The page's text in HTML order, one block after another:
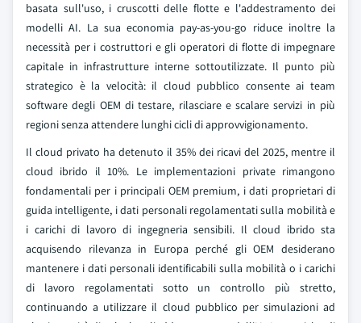
basata sull'uso, i cruscotti delle flotte e l'addestramento dei
modelli AI. La sua economia pay-as-you-go riduce inoltre la
necessità per i costruttori e gli operatori di flotte di impegnare
capitale in infrastrutture interne sottoutilizzate. Il punto più
strategico è la velocità: il cloud pubblico consente ai team
software degli OEM di testare, rilasciare e scalare servizi in più
regioni senza attendere lunghi cicli di approvvigionamento.
Il cloud privato ha detenuto il 35% dei ricavi del 2025, mentre il
cloud ibrido il 10%. Le implementazioni private rimangono
fondamentali per i principali OEM premium, i dati proprietari di
guida intelligente, i dati personali regolamentati sulla mobilità e
i carichi di lavoro di ingegneria sensibili. Il cloud ibrido sta
acquisendo rilevanza in Europa perché gli OEM desiderano
mantenere i dati personali identificabili sulla mobilità o i carichi
di lavoro regolamentati sotto un controllo più stretto,
continuando a utilizzare il cloud pubblico per simulazioni ad